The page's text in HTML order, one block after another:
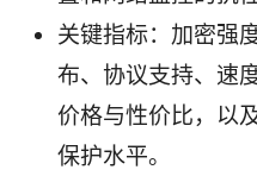
关键指标：加密强
布、协议支持、速
价格与性价比，以
保护水平。